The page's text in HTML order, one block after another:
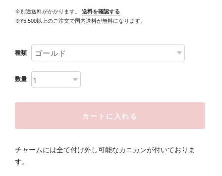
※別途送料がかかります。
送料を確認する
※¥5,500以上のご注文で国内送料が無料になります。
種類
数量
カートに入れる
チャームには全て付け外し可能なカニカンが付いておりま
す。